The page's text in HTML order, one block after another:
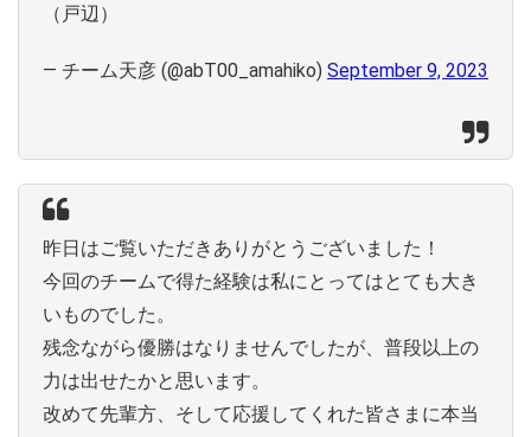
（戸辺）
— チーム天彦 (@abT00_amahiko) September 9, 2023
昨日はご覧いただきありがとうございました！
今回のチームで得た経験は私にとってはとても大き
いものでした。
残念ながら優勝はなりませんでしたが、普段以上の
力は出せたかと思います。
改めて先輩方、そして応援してくれた皆さまに本当